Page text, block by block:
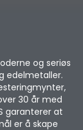
og seriøs
edelmetaller.
30 år med
garanterer at
er å skape